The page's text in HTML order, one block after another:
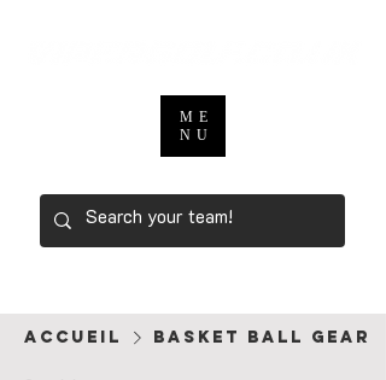
ME
NU
Accueil basket ball gear